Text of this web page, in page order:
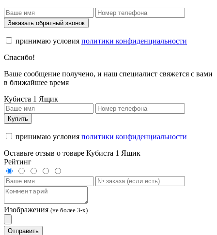
Заказать обратный звонок
принимаю условия политики конфиденциальности
Спасибо!
Ваше сообщение получено, и наш специалист свяжется с вами
в ближайшее время
Кубиста 1 Ящик
Купить
принимаю условия политики конфиденциальности
Оставьте отзыв о товаре Кубиста 1 Ящик
Рейтинг
Изображения (не более 3-х)
Отправить